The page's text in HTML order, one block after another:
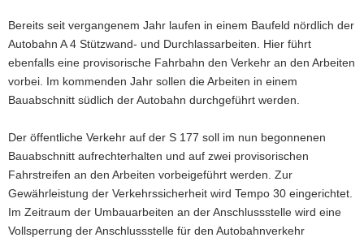
Bereits seit vergangenem Jahr laufen in einem Baufeld nördlich der
Autobahn A 4 Stützwand- und Durchlassarbeiten. Hier führt
ebenfalls eine provisorische Fahrbahn den Verkehr an den Arbeiten
vorbei. Im kommenden Jahr sollen die Arbeiten in einem
Bauabschnitt südlich der Autobahn durchgeführt werden.
Der öffentliche Verkehr auf der S 177 soll im nun begonnenen
Bauabschnitt aufrechterhalten und auf zwei provisorischen
Fahrstreifen an den Arbeiten vorbeigeführt werden. Zur
Gewährleistung der Verkehrssicherheit wird Tempo 30 eingerichtet.
Im Zeitraum der Umbauarbeiten an der Anschlussstelle wird eine
Vollsperrung der Anschlussstelle für den Autobahnverkehr